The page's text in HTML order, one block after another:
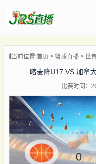
播
像
讯
直播
当前位置:首页 篮球直播 世
喀麦隆U17 VS 加拿
比赛时间：
0